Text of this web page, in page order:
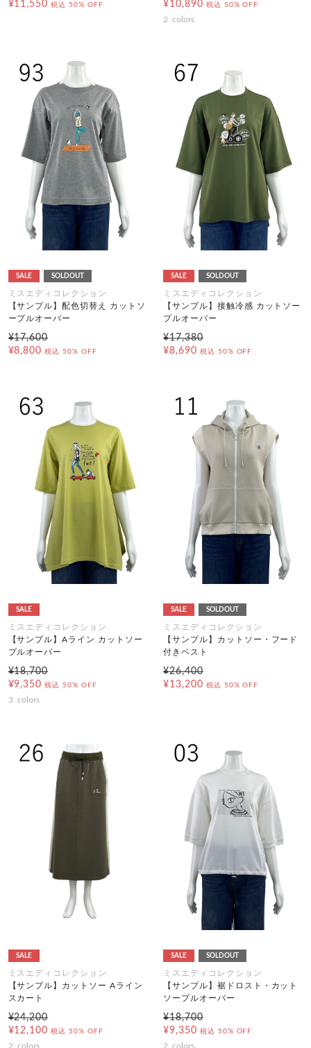
¥11,550 税込 50% OFF ¥10,890 税込 50% OFF
2 colors
SALE SOLDOUT
ミスエディコレクション
【サンプル】配色切替え カットソ
ープルオーバー
¥17,600
¥8,800 税込 50% OFF
SALE SOLDOUT
ミスエディコレクション
【サンプル】接触冷感 カットソー
プルオーバー
¥17,380
¥8,690 税込 50% OFF
SALE
ミスエディコレクション
【サンプル】Aライン カットソー
プルオーバー
¥18,700
¥9,350 税込 50% OFF
3 colors
SALE SOLDOUT
ミスエディコレクション
【サンプル】カットソー・フード
付きベスト
¥26,400
¥13,200 税込 50% OFF
SALE
ミスエディコレクション
【サンプル】カットソー Aライン
スカート
¥24,200
¥12,100 税込 50% OFF
2 colors
SALE SOLDOUT
ミスエディコレクション
【サンプル】裾ドロスト・カット
ソープルオーバー
¥18,700
¥9,350 税込 50% OFF
2 colors